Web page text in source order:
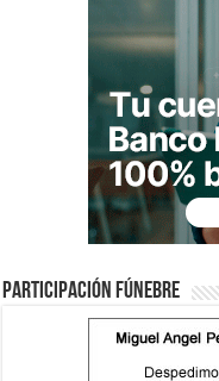
Participación fúnebre